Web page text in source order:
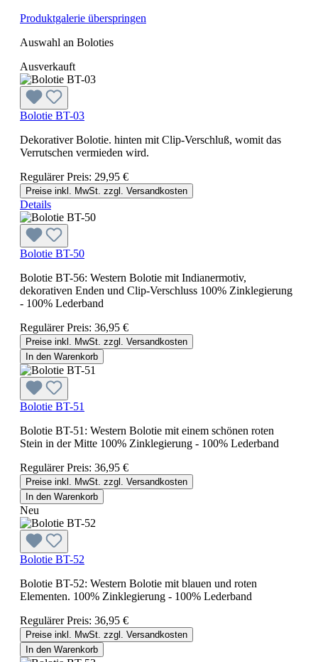
Produktgalerie überspringen
Auswahl an Boloties
Ausverkauft
Bolotie BT-03
Dekorativer Bolotie. hinten mit Clip-Verschluß, womit das
Verrutschen vermieden wird.
Regulärer Preis: 29,95 €
Preise inkl. MwSt. zzgl. Versandkosten
Details
Bolotie BT-50
Bolotie BT-56: Western Bolotie mit Indianermotiv,
dekorativen Enden und Clip-Verschluss 100% Zinklegierung
- 100% Lederband
Regulärer Preis: 36,95 €
Preise inkl. MwSt. zzgl. Versandkosten
In den Warenkorb
Bolotie BT-51
Bolotie BT-51: Western Bolotie mit einem schönen roten
Stein in der Mitte 100% Zinklegierung - 100% Lederband
Regulärer Preis: 36,95 €
Preise inkl. MwSt. zzgl. Versandkosten
In den Warenkorb
Neu
Bolotie BT-52
Bolotie BT-52: Western Bolotie mit blauen und roten
Elementen. 100% Zinklegierung - 100% Lederband
Regulärer Preis: 36,95 €
Preise inkl. MwSt. zzgl. Versandkosten
In den Warenkorb